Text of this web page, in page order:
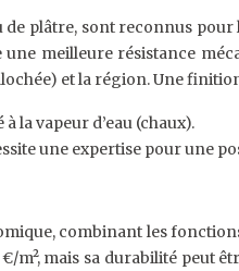
plâtre, sont reconnus
meilleure résistance
et la région. Une
la vapeur d’eau (chaux).
une expertise pour une
combinant les
m², mais sa durabilité